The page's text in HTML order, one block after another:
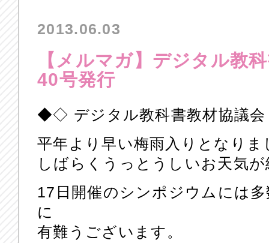
2013.06.03
【メルマガ】デジタル教
40号発行
◆◇ デジタル教科書教材協議
平年より早い梅雨入りとなりま
しばらくうっとうしいお天気
17日開催のシンポジウムには
に
有難うございます。